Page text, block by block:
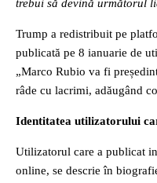
trebui să devină următorul
Trump a redistribuit pe
publicată pe 8 ianuarie de
„Marco Rubio va fi
râde cu lacrimi, adăugând
Identitatea utilizatorului
Utilizatorul care a publicat
online, se descrie în